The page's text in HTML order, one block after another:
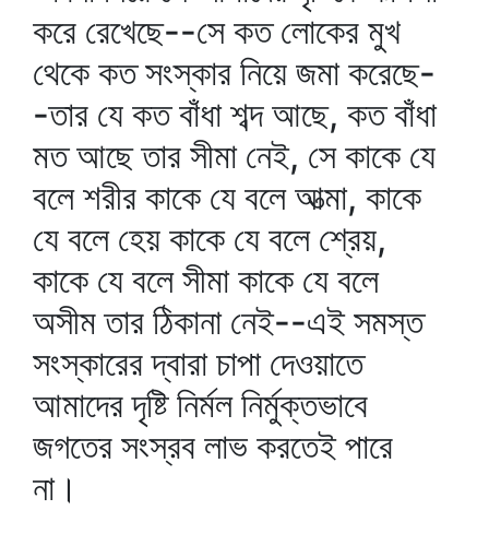
করে রেখেছে--সে কত লোকের মুখ
থেকে কত সংস্কার নিয়ে জমা করেছে-
-তার যে কত বাঁধা শব্দ আছে, কত বাঁধা
মত আছে তার সীমা নেই, সে কাকে যে
বলে শরীর কাকে যে বলে আত্মা, কাকে
যে বলে হেয় কাকে যে বলে শ্রেয়,
কাকে যে বলে সীমা কাকে যে বলে
অসীম তার ঠিকানা নেই--এই সমস্ত
সংস্কারের দ্বারা চাপা দেওয়াতে
আমাদের দৃষ্টি নির্মল নির্মুক্তভাবে
জগতের সংস্রব লাভ করতেই পারে
না।